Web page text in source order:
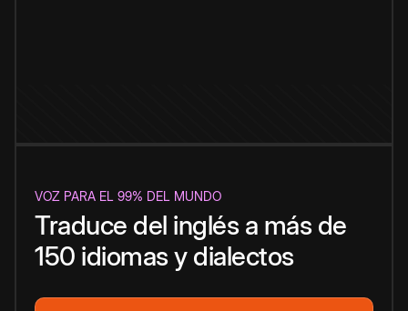
VOZ PARA EL 99% DEL MUNDO
Traduce del inglés a más de
150 idiomas y dialectos